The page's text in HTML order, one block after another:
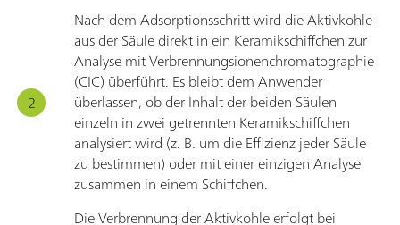
Nach dem Adsorptionsschritt wird die Aktivkohle
aus der Säule direkt in ein Keramikschiffchen zur
Analyse mit Verbrennungsionenchromatographie
(CIC) überführt. Es bleibt dem Anwender
überlassen, ob der Inhalt der beiden Säulen
einzeln in zwei getrennten Keramikschiffchen
analysiert wird (z. B. um die Effizienz jeder Säule
zu bestimmen) oder mit einer einzigen Analyse
zusammen in einem Schiffchen.
Die Verbrennung der Aktivkohle erfolgt bei